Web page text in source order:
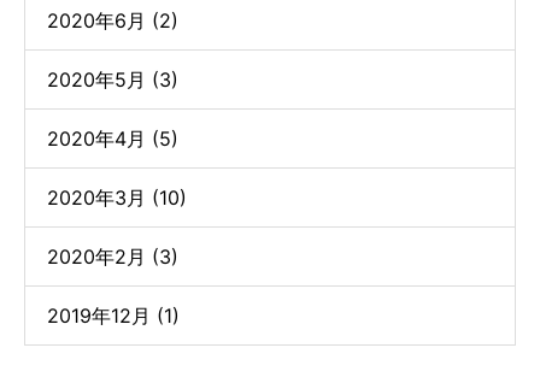
2020年6月 (2)
2020年5月 (3)
2020年4月 (5)
2020年3月 (10)
2020年2月 (3)
2019年12月 (1)